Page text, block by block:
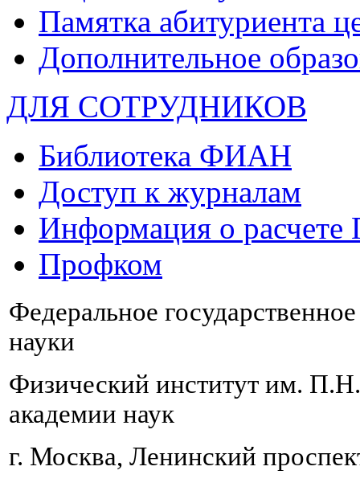
Памятка абитуриента
Дополнительное
ДЛЯ СОТРУДНИКОВ
Библиотека ФИАН
Доступ к журналам
Информация о
Профком
Федеральное
науки
Физический институт им.
академии наук
г. Москва, Ленинский